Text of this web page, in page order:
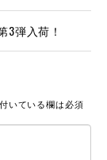
3弾入荷！
いている欄は必須